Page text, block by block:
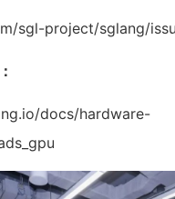
sgl-project/sglang/
docs/hardware-